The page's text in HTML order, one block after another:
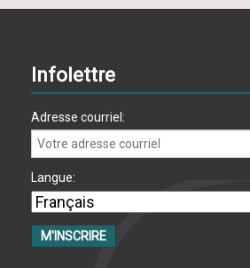
Infolettre
Adresse courriel:
Langue: